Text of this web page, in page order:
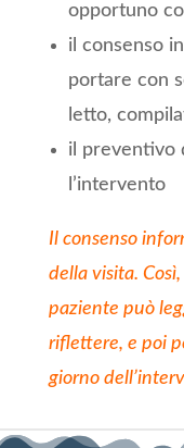
opportuno
il consenso
portare con
letto,
il preventivo
l’intervento
Il consenso
della visita.
paziente può
riflettere, e poi
giorno